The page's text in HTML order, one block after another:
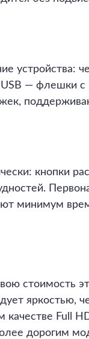
устройства:
USB — флешки
кнопки
минимум
стоимость
яркостью,
Full
дорогим